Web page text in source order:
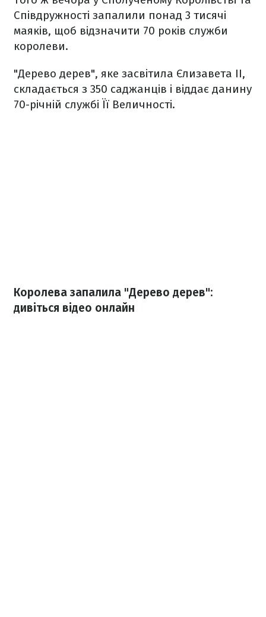
Співдружності запалили понад 3 тисячі
маяків, щоб відзначити 70 років служби
королеви.
"Дерево дерев", яке засвітила Єлизавета II,
складається з 350 саджанців і віддає данину
70-річній службі Її Величності.
Королева запалила "Дерево дерев":
дивіться відео онлайн